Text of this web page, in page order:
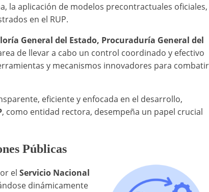
la aplicación de modelos precontractuales oficiales,
en el RUP.
General del Estado, Procuraduría General del
de llevar a cabo un control coordinado y efectivo
y mecanismos innovadores para combatir
eficiente y enfocada en el desarrollo,
, como entidad rectora, desempeña un papel crucial
Públicas
el Servicio Nacional
dinámicamente